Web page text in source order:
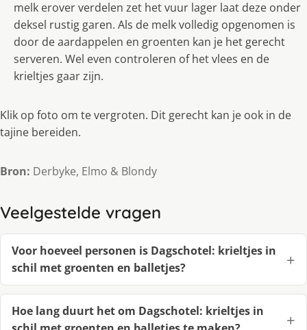
melk erover verdelen zet het vuur lager laat deze onder
deksel rustig garen. Als de melk volledig opgenomen is
door de aardappelen en groenten kan je het gerecht
serveren. Wel even controleren of het vlees en de
krieltjes gaar zijn.
Klik op foto om te vergroten. Dit gerecht kan je ook in de
tajine bereiden.
Bron: Derbyke, Elmo & Blondy
Veelgestelde vragen
Voor hoeveel personen is Dagschotel: krieltjes in
schil met groenten en balletjes?
Hoe lang duurt het om Dagschotel: krieltjes in